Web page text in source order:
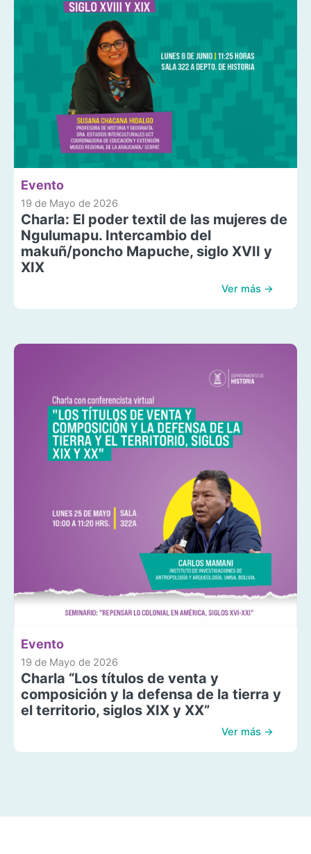
Evento
19 de Mayo de 2026
Charla: El poder textil de las mujeres de
Ngulumapu. Intercambio del
makuñ/poncho Mapuche, siglo XVII y
XIX
Ver más →
Evento
19 de Mayo de 2026
Charla “Los títulos de venta y
composición y la defensa de la tierra y
el territorio, siglos XIX y XX”
Ver más →